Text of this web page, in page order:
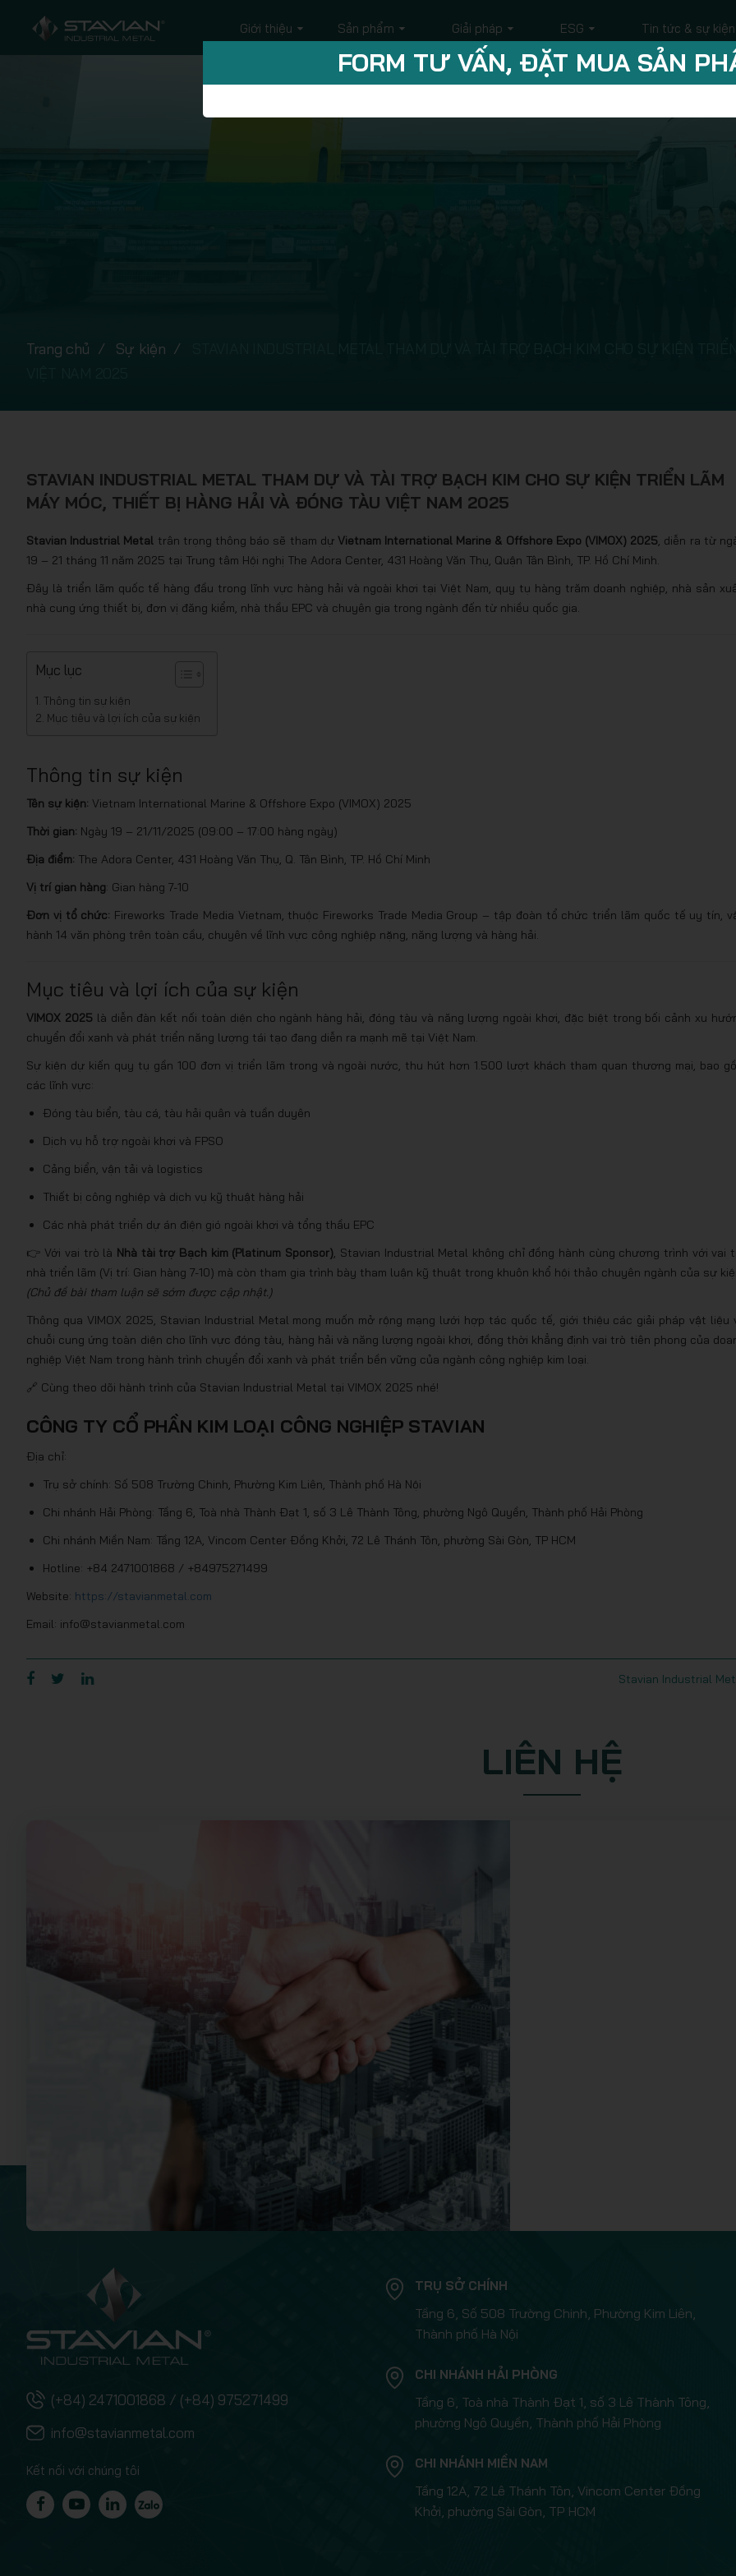
Giới thiệu Sản phẩm Giải pháp ESG Tin tức & sự kiện
Trang chủ Sự kiện
STAVIAN INDUSTRIAL METAL THAM DỰ VÀ TÀI TRỢ BẠCH KIM CHO SỰ KIỆN TRIỂN LÃM
MÁY MÓC, THIẾT BỊ HÀNG HẢI VÀ ĐÓNG TÀU VIỆT NAM 2025
Stavian Industrial Metal trân trọng thông báo sẽ tham dự Vietnam International Marine & Offshore Expo (VIMOX) 2025, diễn ra từ
19 – 21 tháng 11 năm 2025 tại Trung tâm Hội nghị The Adora Center, 431 Hoàng Văn Thụ, Quận Tân Bình, TP. Hồ Chí Minh.
Đây là triển lãm quốc tế hàng đầu trong lĩnh vực hàng hải và ngoài khơi tại Việt Nam, quy tụ hàng trăm doanh nghiệp, nhà sản
nhà cung ứng thiết bị, đơn vị đăng kiểm, nhà thầu EPC và chuyên gia trong ngành đến từ nhiều quốc gia.
Mục lục
Thông tin sự kiện
Mục tiêu và lợi ích của sự kiện
Thông tin sự kiện
Tên sự kiện: Vietnam International Marine & Offshore Expo (VIMOX) 2025
Thời gian: Ngày 19 – 21/11/2025 (09:00 – 17:00 hàng ngày)
Địa điểm: The Adora Center, 431 Hoàng Văn Thụ, Q. Tân Bình, TP. Hồ Chí Minh
Vị trí gian hàng: Gian hàng 7-10
Đơn vị tổ chức: Fireworks Trade Media Vietnam, thuộc Fireworks Trade Media Group – tập đoàn tổ chức triển lãm quốc tế uy tín,
hành 14 văn phòng trên toàn cầu, chuyên về lĩnh vực công nghiệp nặng, năng lượng và hàng hải.
Mục tiêu và lợi ích của sự kiện
VIMOX 2025 là diễn đàn kết nối toàn diện cho ngành hàng hải, đóng tàu và năng lượng ngoài khơi, đặc biệt trong bối cảnh xu
chuyển đổi xanh và phát triển năng lượng tái tạo đang diễn ra mạnh mẽ tại Việt Nam.
Sự kiện dự kiến quy tụ gần 100 đơn vị triển lãm trong và ngoài nước, thu hút hơn 1.500 lượt khách tham quan thương mại, bao
các lĩnh vực:
Đóng tàu biển, tàu cá, tàu hải quân và tuần duyên
Dịch vụ hỗ trợ ngoài khơi và FPSO
Cảng biển, vận tải và logistics
Thiết bị công nghiệp và dịch vụ kỹ thuật hàng hải
Các nhà phát triển dự án điện gió ngoài khơi và tổng thầu EPC
👉 Với vai trò là Nhà tài trợ Bạch kim (Platinum Sponsor), Stavian Industrial Metal không chỉ đồng hành cùng chương trình với vai
nhà triển lãm (Vị trí: Gian hàng 7-10) mà còn tham gia trình bày tham luận kỹ thuật trong khuôn khổ hội thảo chuyên ngành của sự
(Chủ đề bài tham luận sẽ sớm được cập nhật.)
Thông qua VIMOX 2025, Stavian Industrial Metal mong muốn mở rộng mạng lưới hợp tác quốc tế, giới thiệu các giải pháp vật liệu
chuỗi cung ứng toàn diện cho lĩnh vực đóng tàu, hàng hải và năng lượng ngoài khơi, đồng thời khẳng định vai trò tiên phong của
nghiệp Việt Nam trong hành trình chuyển đổi xanh và phát triển bền vững của ngành công nghiệp kim loại.
🔗 Cùng theo dõi hành trình của Stavian Industrial Metal tại VIMOX 2025 nhé!
CÔNG TY CỔ PHẦN KIM LOẠI CÔNG NGHIỆP STAVIAN
Địa chỉ:
Trụ sở chính: Số 508 Trường Chinh, Phường Kim Liên, Thành phố Hà Nội
Chi nhánh Hải Phòng: Tầng 6, Toà nhà Thành Đạt 1, số 3 Lê Thành Tông, phường Ngô Quyền, Thành phố Hải Phòng
Chi nhánh Miền Nam: Tầng 12A, Vincom Center Đồng Khởi, 72 Lê Thánh Tôn, phường Sài Gòn, TP HCM
Hotline: +84 2471001868 / +84975271499
Website: https://stavianmetal.com
Email: info@stavianmetal.com
Stavian Industrial
LIÊN HỆ
(+84) 2471001868 / (+84) 975271499
info@stavianmetal.com
Kết nối với chúng tôi
TRỤ SỞ CHÍNH
Tầng 6, Số 508 Trường Chinh, Phường Kim Liên,
Thành phố Hà Nội
CHI NHÁNH HẢI PHÒNG
Tầng 6, Toà nhà Thành Đạt 1, số 3 Lê Thành Tông,
phường Ngô Quyền, Thành phố Hải Phòng
CHI NHÁNH MIỀN NAM
Tầng 12A, 72 Lê Thánh Tôn, Vincom Center Đồng
Khởi, phường Sài Gòn, TP HCM
FORM TƯ VẤN, ĐẶT MUA SẢN